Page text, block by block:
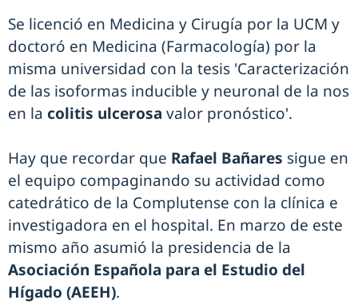
Se licenció en Medicina y Cirugía por la UCM y
doctoró en Medicina (Farmacología) por la
misma universidad con la tesis 'Caracterización
de las isoformas inducible y neuronal de la nos
en la colitis ulcerosa valor pronóstico'.
Hay que recordar que Rafael Bañares sigue en
el equipo compaginando su actividad como
catedrático de la Complutense con la clínica e
investigadora en el hospital. En marzo de este
mismo año asumió la presidencia de la
Asociación Española para el Estudio del
Hígado (AEEH).